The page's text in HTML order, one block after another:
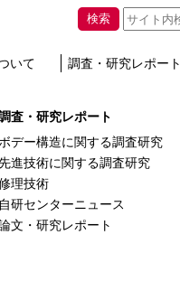
いて 調査・研究レポート
検索
査・研究レポート
ボデー構造に関する調査研究
進技術に関する調査研究
理技術
自研センターニュース
文・研究レポート